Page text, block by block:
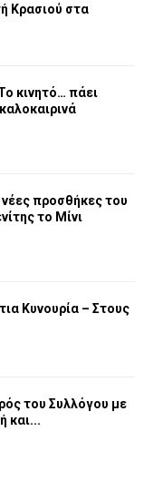
Κρασιού στα
κινητό… πάει
νέες προσθήκες του
το Μίνι
Κυνουρία – Στους
του Συλλόγου με
και...